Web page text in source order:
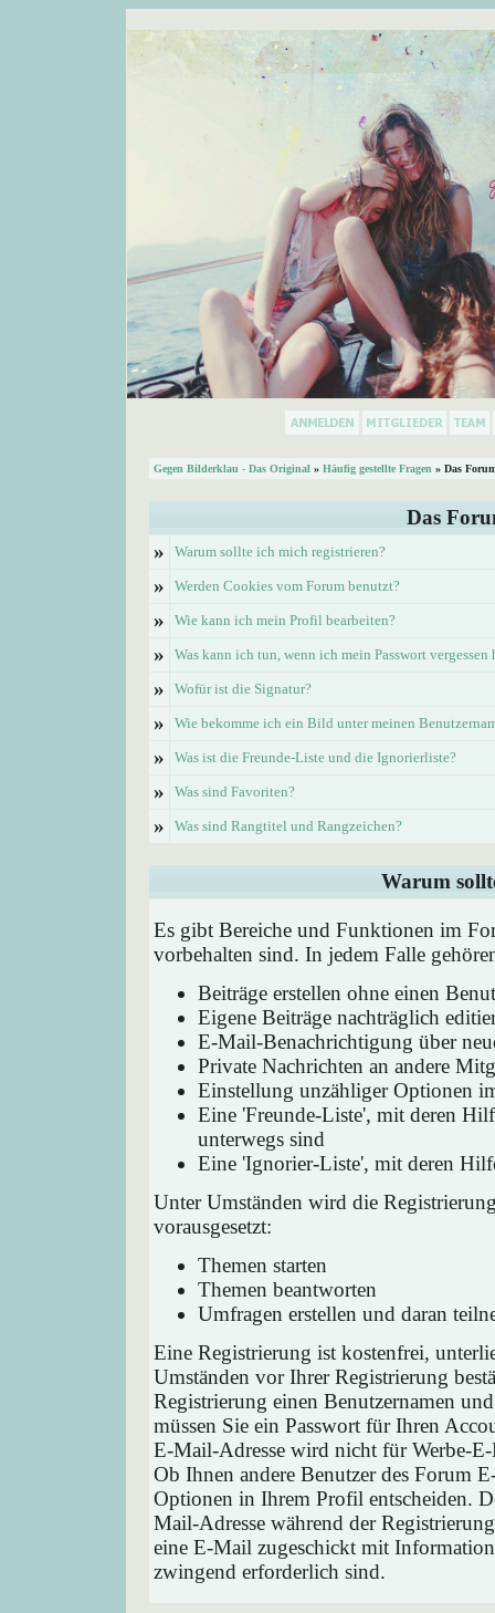
Gegen Bilderklau - Das Original » Häufig gestellte Fragen » Das
Das
»
Warum sollte ich mich registrieren?
» Werden Cookies vom Forum benutzt?
» Wie kann ich mein Profil bearbeiten?
» Was kann ich tun, wenn ich mein Passwort vergessen
» Wofür ist die Signatur?
» Wie bekomme ich ein Bild unter meinen
» Was ist die Freunde-Liste und die Ignorierliste?
» Was sind Favoriten?
» Was sind Rangtitel und Rangzeichen?
Warum
Es gibt Bereiche und Funktionen im
vorbehalten sind. In jedem Falle
Beiträge erstellen ohne einen
Eigene Beiträge nachträglich
E-Mail-Benachrichtigung über
Private Nachrichten an andere
Einstellung unzähliger Optionen
Eine 'Freunde-Liste', mit deren
unterwegs sind
Eine 'Ignorier-Liste', mit deren
Unter Umständen wird die
vorausgesetzt:
Themen starten
Themen beantworten
Umfragen erstellen und daran
Eine Registrierung ist kostenfrei,
Umständen vor Ihrer Registrierung
Registrierung einen Benutzernamen
müssen Sie ein Passwort für Ihren
E-Mail-Adresse wird nicht für Werbe-
Ob Ihnen andere Benutzer des Forum
Optionen in Ihrem Profil entscheiden.
Mail-Adresse während der
eine E-Mail zugeschickt mit
zwingend erforderlich sind.